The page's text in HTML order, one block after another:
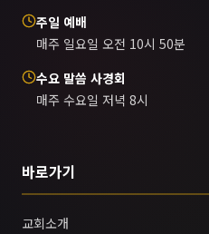
주일 예배
매주 일요일 오전 10시 50분
수요 말씀 사경회
매주 수요일 저녁 8시
바로가기
교회소개